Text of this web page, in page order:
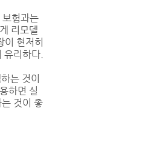
험과는
리모델
이 현저히
유리하다.
는 것이
하면 실
것이 좋